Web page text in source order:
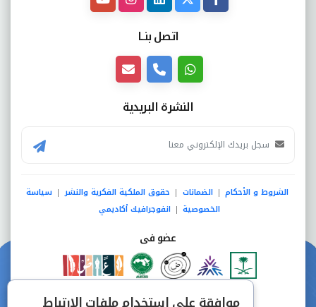
اتصل بنــا
النشرة البريدية
الشروط و الأحكام | الضمانات | حقوق الملكية الفكرية والنشر | سياسة
الخصوصية | انفوجرافيك أكاديمي
عضو فى
دفع آمن من خلال